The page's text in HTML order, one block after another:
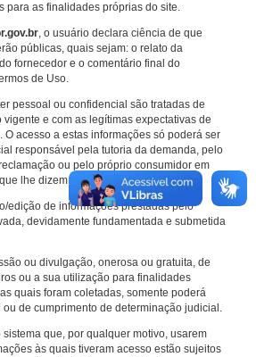
para as finalidades próprias do site.
, o usuário declara ciência de que
públicas, quais sejam: o relato da
fornecedor e o comentário final do
de Uso.
pessoal ou confidencial são tratadas de
e com as legítimas expectativas de
O acesso a estas informações só poderá ser
responsável pela tutoria da demanda, pelo
ou pelo próprio consumidor em
lhe dizem respeito.
edição de informações prestadas pelo
devidamente fundamentada e submetida
ou divulgação, onerosa ou gratuita, de
ou a sua utilização para finalidades
quais foram coletadas, somente poderá
de cumprimento de determinação judicial.
que, por qualquer motivo, usarem
às quais tiveram acesso estão sujeitos